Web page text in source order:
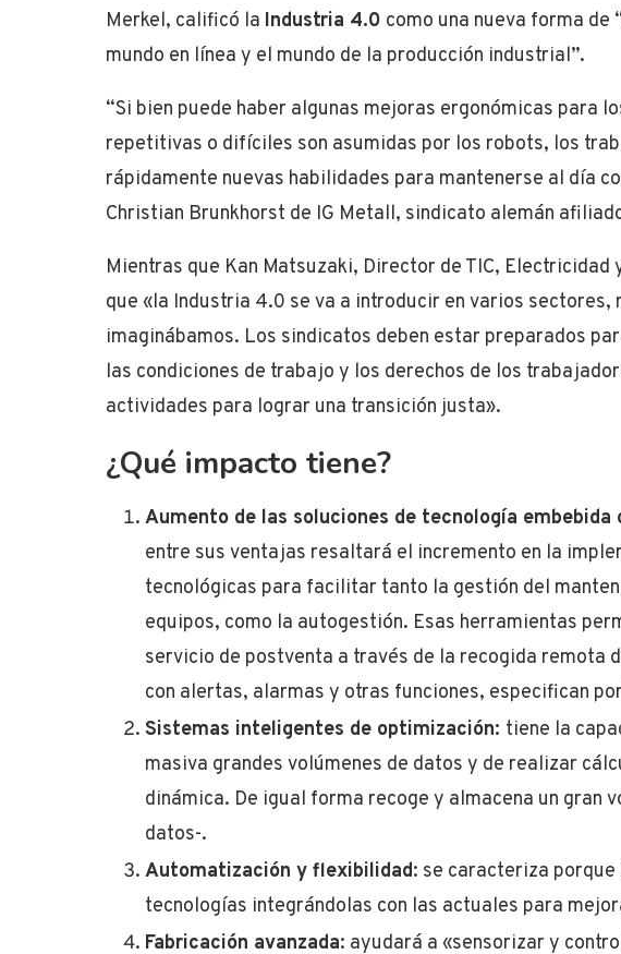
Merkel, calificó la Industria 4.0 como una nueva forma
mundo en línea y el mundo de la producción industrial”.
“Si bien puede haber algunas mejoras ergonómicas para
repetitivas o difíciles son asumidas por los robots, los
rápidamente nuevas habilidades para mantenerse al día
Christian Brunkhorst de IG Metall, sindicato alemán
Mientras que Kan Matsuzaki, Director de TIC,
que «la Industria 4.0 se va a introducir en varios sectores,
imaginábamos. Los sindicatos deben estar preparados
las condiciones de trabajo y los derechos de los
actividades para lograr una transición justa».
¿Qué impacto tiene?
Aumento de las soluciones de tecnología
entre sus ventajas resaltará el incremento en la
tecnológicas para facilitar tanto la gestión del
equipos, como la autogestión. Esas herramientas
servicio de postventa a través de la recogida remota
con alertas, alarmas y otras funciones, especifican
Sistemas inteligentes de optimización: tiene la
masiva grandes volúmenes de datos y de realizar
dinámica. De igual forma recoge y almacena un gran
datos-.
Automatización y flexibilidad: se caracteriza porque
tecnologías integrándolas con las actuales para
Fabricación avanzada: ayudará a «sensorizar y